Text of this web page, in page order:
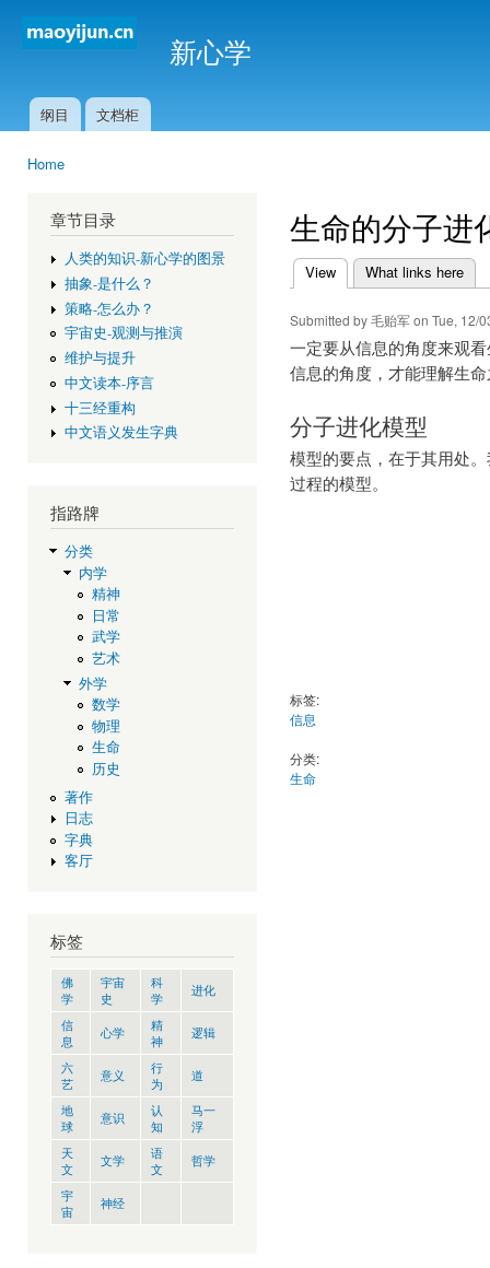
新心学
Main menu
纲目 文档柜
Home
章节目录
人类的知识-新心学的图景
抽象-是什么？
策略-怎么办？
宇宙史-观测与推演
维护与提升
中文读本-序言
十三经重构
中文语义发生字典
指路牌
分类
内学
精神
日常
武学
艺术
外学
数学
物理
生命
历史
著作
日志
字典
客厅
标签
佛
学
宇宙
史
科
学
进化
信
息
心学
精
神
逻辑
六
艺
意义
行
为
道
地
球
意识
认
知
马一
浮
天
文
文学
语
文
哲学
宇
宙
神经
生命的分子进
Primary tabs
View (active tab)
What links here
Submitted by毛贻军on Tue, 12/
一定要从信息的角度来观
信息的角度，才能理解生
分子进化模型
模型的要点，在于其用处
过程的模型。
标签:
信息
分类:
生命